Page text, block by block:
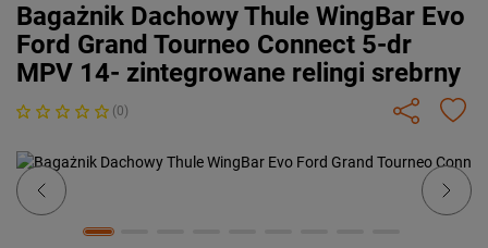
Bagażnik Dachowy Thule WingBar Evo
Ford Grand Tourneo Connect 5-dr
MPV 14- zintegrowane relingi srebrny
(0)
Previous Next